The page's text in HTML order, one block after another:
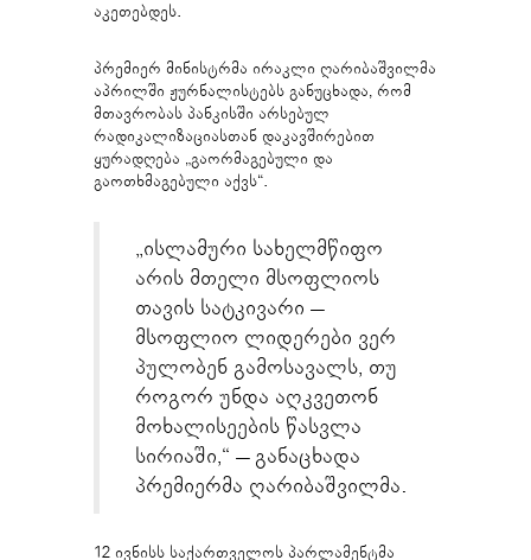
აკეთებდეს.
პრემიერ მინისტრმა ირაკლი ღარიბაშვილმა
აპრილში ჟურნალისტებს განუცხადა, რომ
მთავრობას პანკისში არსებულ
რადიკალიზაციასთან დაკავშირებით
ყურადღება „გაორმაგებული და
გაოთხმაგებული აქვს“.
„ისლამური სახელმწიფო
არის მთელი მსოფლიოს
თავის სატკივარი –
მსოფლიო ლიდერები ვერ
პულობენ გამოსავალს, თუ
როგორ უნდა აღკვეთონ
მოხალისეების წასვლა
სირიაში,“ – განაცხადა
პრემიერმა ღარიბაშვილმა.
12 ივნისს საქართველოს პარლამენტმა